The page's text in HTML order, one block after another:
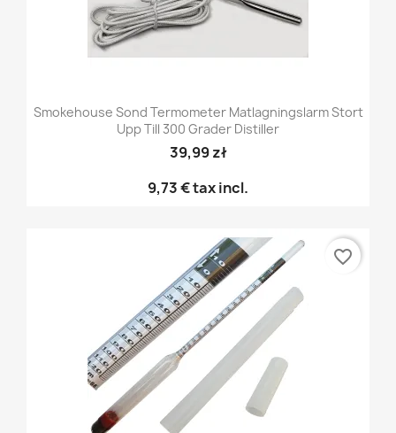
Smokehouse Sond Termometer Matlagningslarm Stort
Upp Till 300 Grader Distiller
39,99 zł
9,73 €tax incl.
favorite_border